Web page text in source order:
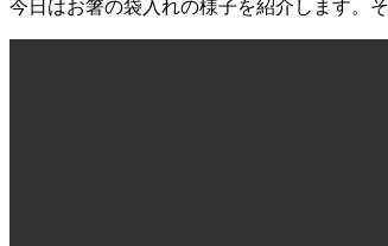
今日はお箸の袋入れの様子を紹介します。